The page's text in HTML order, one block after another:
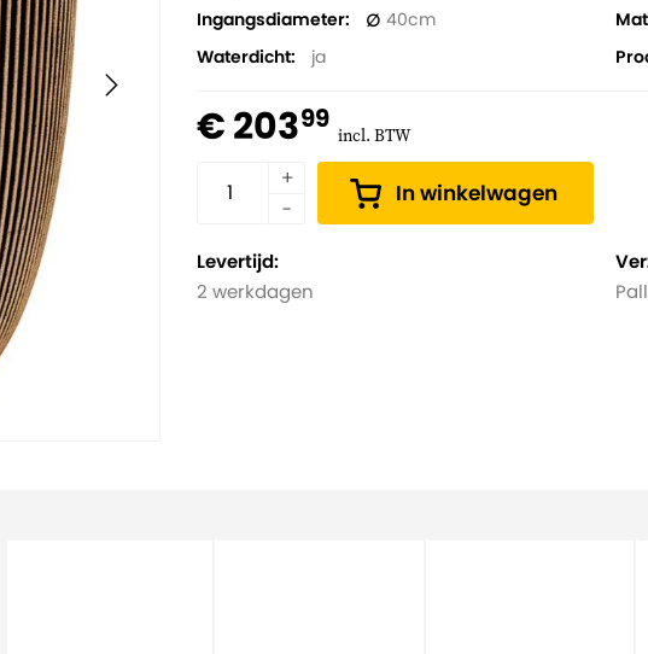
Ingangsdiameter
40
Waterdicht
ja
€ 20399 incl. BTW
In winkelwagen
Levertijd:
2 werkdagen